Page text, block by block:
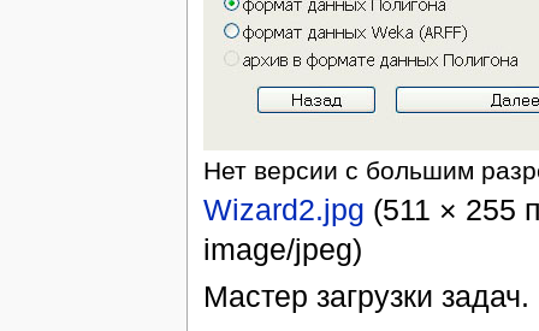
Нет версии с большим
Wizard2.jpg (511 × 255
image/jpeg)
Мастер загрузки